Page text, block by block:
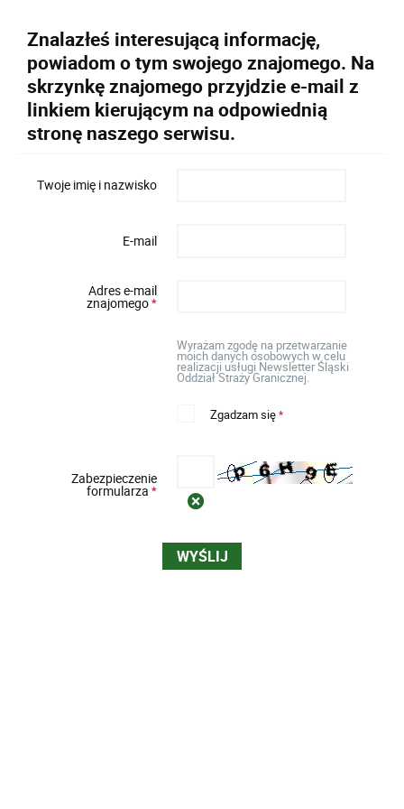
Znalazłeś interesującą informację,
powiadom o tym swojego znajomego. Na
skrzynkę znajomego przyjdzie e-mail z
linkiem kierującym na odpowiednią
stronę naszego serwisu.
Twoje imię i nazwisko
E-mail
Adres e-mail
znajomego*
Wyrażam zgodę na przetwarzanie
moich danych osobowych w celu
realizacji usługi Newsletter Śląski
Oddział Straży Granicznej.
Zgadzam się*
Zabezpieczenie
formularza*